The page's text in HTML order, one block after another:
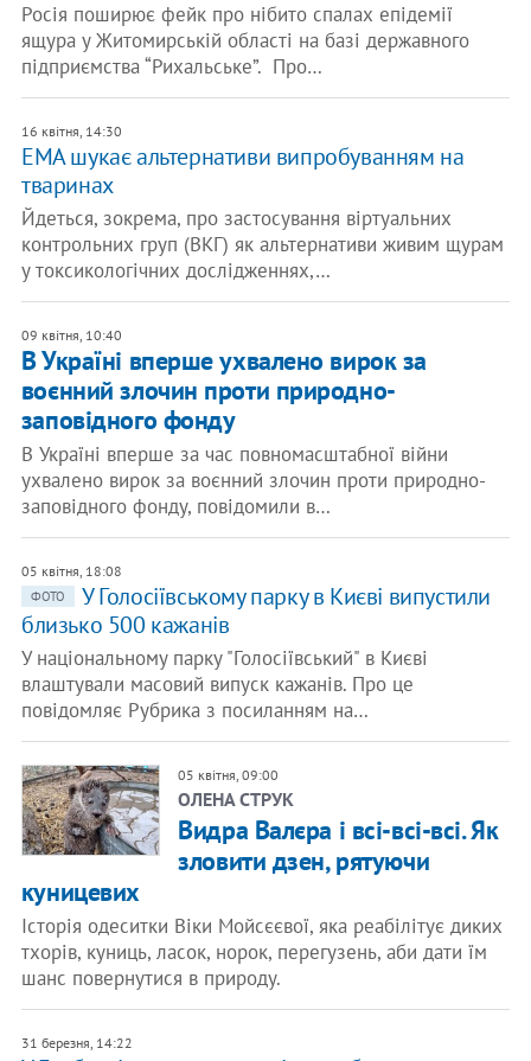
Росія поширює фейк про нібито спалах епідемії
ящура у Житомирській області на базі державного
підприємства “Рихальське”. Про…
16 квітня, 14:30
EMA шукає альтернативи випробуванням на
тваринах
Йдеться, зокрема, про застосування віртуальних
контрольних груп (ВКГ) як альтернативи живим щурам
у токсикологічних дослідженнях,…
09 квітня, 10:40
В Україні вперше ухвалено вирок за
воєнний злочин проти природно-
заповідного фонду
В Україні вперше за час повномасштабної війни
ухвалено вирок за воєнний злочин проти природно-
заповідного фонду, повідомили в…
05 квітня, 18:08
ФОТО
​У Голосіївському парку в Києві випустили
близько 500 кажанів
У національному парку "Голосіївський" в Києві
влаштували масовий випуск кажанів. Про це
повідомляє Рубрика з посиланням на…
05 квітня, 09:00
ОЛЕНА СТРУК
Видра Валєра і всі-всі-всі. Як
зловити дзен, рятуючи
куницевих
Історія одеситки Віки Мойсєєвої, яка реабілітує диких
тхорів, куниць, ласок, норок, перегузень, аби дати їм
шанс повернутися в природу.
31 березня, 14:22